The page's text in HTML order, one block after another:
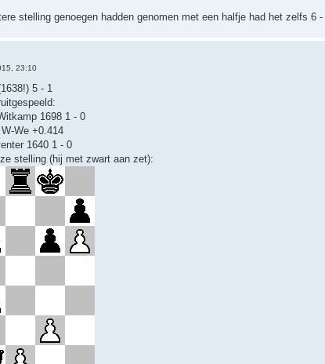
stelling genoegen hadden genomen met een halfje had het zelfs
23:10
5 - 1
1698 1 - 0
We +0.414
1640 1 - 0
stelling (hij met zwart aan zet):